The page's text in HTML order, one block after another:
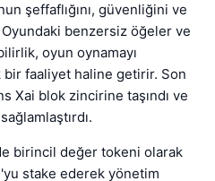
şeffaflığını, güvenliğini ve
Oyundaki benzersiz öğeler ve
oyun oynamayı
faaliyet haline getirir. Son
Xai blok zincirine taşındı ve
birincil değer tokeni olarak
stake ederek yönetim